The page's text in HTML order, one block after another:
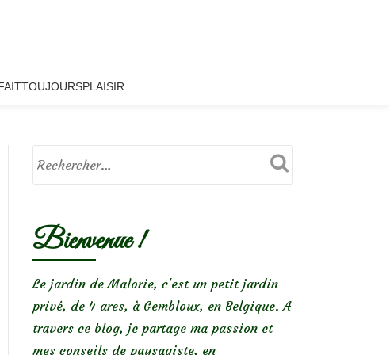
Bienvenue !
Le jardin de Malorie, c'est un petit jardin
privé, de 4 ares, à Gembloux, en Belgique. A
travers ce blog, je partage ma passion et
mes conseils de paysagiste, en